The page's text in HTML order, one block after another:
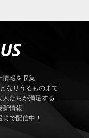
情報を収集
なりうるものまで
人たちが満足する
新情報
で配信中！